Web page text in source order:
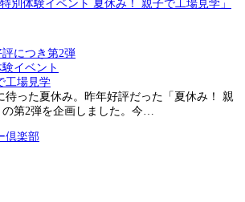
につき第2弾
イベント
工場見学
待った夏休み。昨年好評だった「夏休み！ 親
の第2弾を企画しました。今…